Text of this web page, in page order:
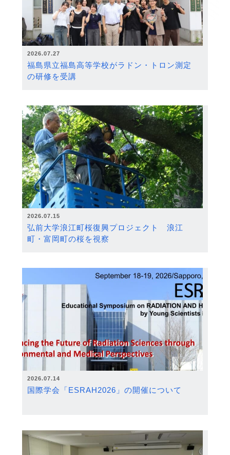
2026.07.27
福島県立福島高等学校がラドン・トロン測定
の研修を受講
2026.07.15
弘前大学浪江町桜復興プロジェクト 浪江
町・富岡町の桜を視察
2026.07.14
国際学会「ESRAH2026」の開催について